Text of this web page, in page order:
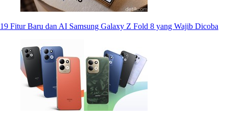
19 Fitur Baru dan AI Samsung Galaxy Z Fold 8 yang Wajib Dicoba